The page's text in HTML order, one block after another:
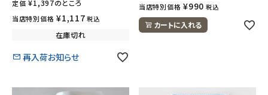
定価 ¥1,397のところ
当店特別価格 ¥1,117 税込
在庫切れ
再入荷お知らせ
当店特別価格 ¥990 税込
カートに入れる